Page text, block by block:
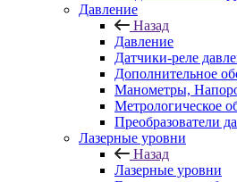
Давление
Назад
Давление
Датчики-реле
Дополнительное
Манометры,
Метрологическое
Преобразователи
Лазерные уровни
Назад
Лазерные уровни